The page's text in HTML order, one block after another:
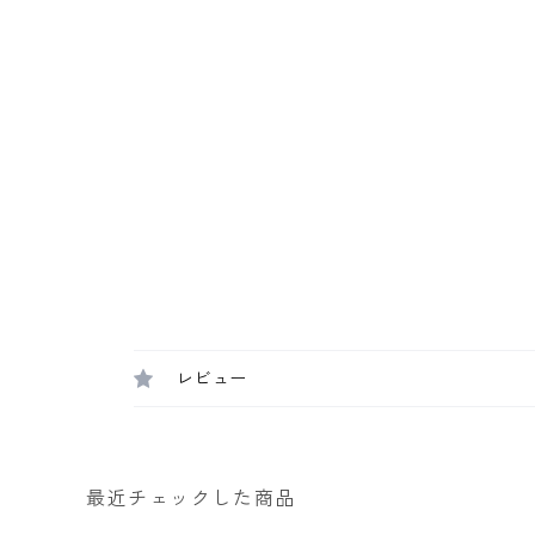
レビュー
最近チェックした商品